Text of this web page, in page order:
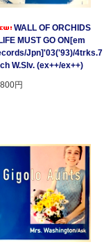
WALL OF ORCHIDS
MUST GO ON[em
Jpn]'03('93)/4trks.7
W.Slv. (ex++/ex++)
円